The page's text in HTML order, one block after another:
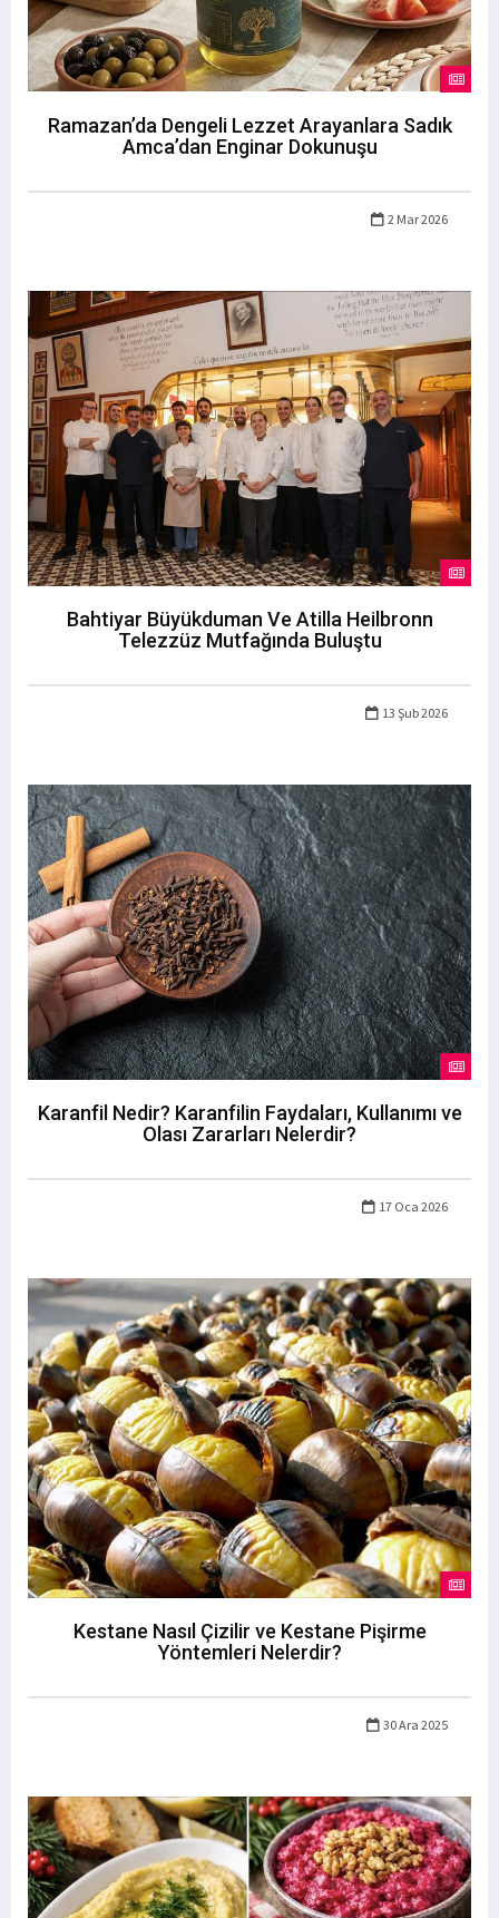
Ramazan’da Dengeli Lezzet Arayanlara Sadık
Amca’dan Enginar Dokunuşu
2 Mar 2026
Bahtiyar Büyükduman Ve Atilla Heilbronn
Telezzüz Mutfağında Buluştu
13 Şub 2026
Karanfil Nedir? Karanfilin Faydaları, Kullanımı ve
Olası Zararları Nelerdir?
17 Oca 2026
Kestane Nasıl Çizilir ve Kestane Pişirme
Yöntemleri Nelerdir?
30 Ara 2025